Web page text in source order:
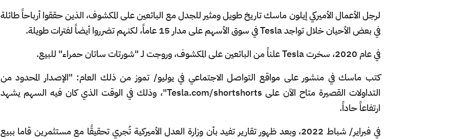
لرجل الأعمال الأميركي إيلون ماسك تاريخ طويل ومثير للجدل مع البائعين على المكشوف، الذين حققوا أرباحاً طائلة
في بعض الأحيان خلال تواجد Tesla في سوق الأسهم على مدار 15 عاماً، لكنهم تضرروا أيضاً لفترات طويلة.
في عام 2020، سخرت Tesla علناً من البائعين على المكشوف، وروجت لـ "شورتات ساتان حمراء" للبيع.
كتب ماسك في منشور على مواقع التواصل الاجتماعي في يوليو/ تموز من ذلك العام: "الإصدار المحدود من
التداولات القصيرة متاح الآن على Tesla.com/shortshorts"، وذلك في الوقت الذي كان فيه السهم يشهد
ارتفاعاً حاداً.
في فبراير/ شباط 2022، وبعد ظهور تقارير تفيد بأن وزارة العدل الأميركية تُجري تحقيقًا مع مستثمرين قاما ببيع